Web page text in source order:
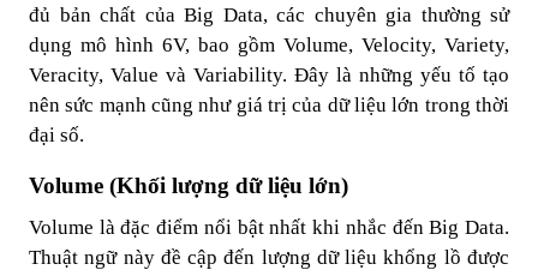
đủ bản chất của Big Data, các chuyên gia thường sử
dụng mô hình 6V, bao gồm Volume, Velocity, Variety,
Veracity, Value và Variability. Đây là những yếu tố tạo
nên sức mạnh cũng như giá trị của dữ liệu lớn trong thời
đại số.
Volume (Khối lượng dữ liệu lớn)
Volume là đặc điểm nổi bật nhất khi nhắc đến Big Data.
Thuật ngữ này đề cập đến lượng dữ liệu khổng lồ được